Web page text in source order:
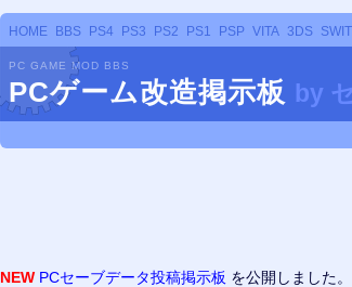
HOME BBS PS4 PS3 PS2 PS1 PSP VITA 3DS
PC GAME MOD BBS
PCゲーム改造掲示板 by
NEW PCセーブデータ投稿掲示板 を公開しました。